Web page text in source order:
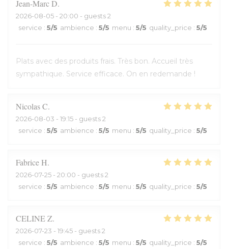
Jean-MarcD
2026-08-05 - 20:00 - guests 2
service : 5/5 ambience : 5/5 menu : 5/5 quality_price : 5/5
Plats avec des produits frais. Très bon. Accueil très
sympathique. Service efficace. On en redemande !
NicolasC
2026-08-03 - 19:15 - guests 2
service : 5/5 ambience : 5/5 menu : 5/5 quality_price : 5/5
FabriceH
2026-07-25 - 20:00 - guests 2
service : 5/5 ambience : 5/5 menu : 5/5 quality_price : 5/5
CELINEZ
2026-07-23 - 19:45 - guests 2
service : 5/5 ambience : 5/5 menu : 5/5 quality_price : 5/5